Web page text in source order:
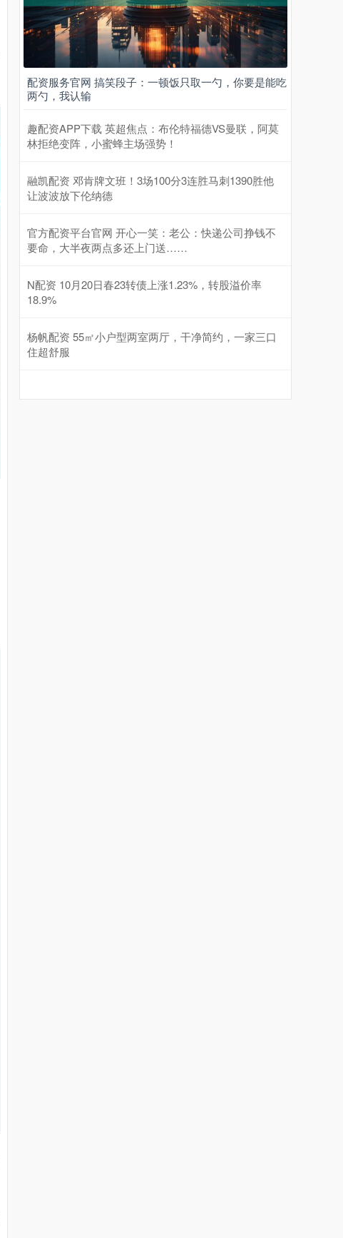
配资服务官网 搞笑段子：一顿饭只取一勺，你要是能吃
两勺，我认输
趣配资APP下载 英超焦点：布伦特福德VS曼联，阿莫
林拒绝变阵，小蜜蜂主场强势！
融凯配资 邓肯牌文班！3场100分3连胜马刺1390胜他
让波波放下伦纳德
官方配资平台官网 开心一笑：老公：快递公司挣钱不
要命，大半夜两点多还上门送……
N配资 10月20日春23转债上涨1.23%，转股溢价率
18.9%
杨帆配资 55㎡小户型两室两厅，干净简约，一家三口
住超舒服